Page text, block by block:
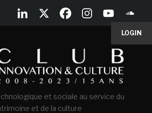
LOGIN
et sociale au service du
et de la culture